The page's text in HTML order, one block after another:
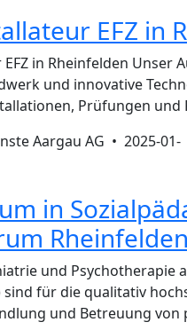
EFZ in
in Rheinfelden Unser
und innovative
Prüfungen
Aargau AG • 2025-01-
in
Rheinfelden
und Psychotherapie
sind für die qualitativ
und Betreuung